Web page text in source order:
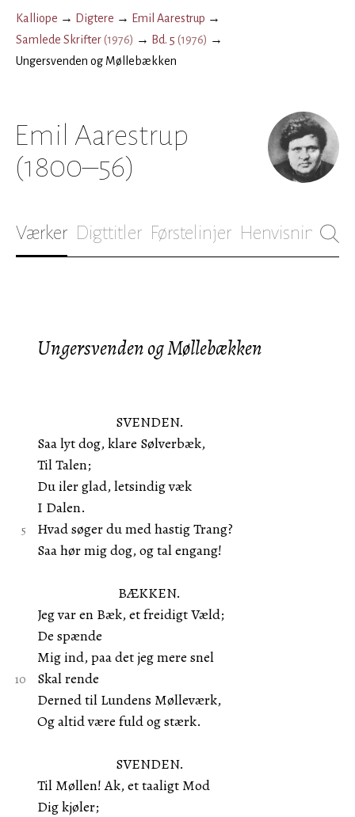
Kalliope → Digtere → Emil Aarestrup →
Samlede Skrifter(1976) → Bd. 5 (1976) →
Ungersvenden og Møllebækken
Emil Aarestrup
(1800–56)
Værker Digttitler Førstelinjer Henvisninger
Ungersvenden og Møllebækken
SVENDEN.
Saa lyt dog, klare Sølverbæk,
Til Talen;
Du iler glad, letsindig væk
I Dalen.
Hvad søger du med hastig Trang?
Saa hør mig dog, og tal engang!
BÆKKEN.
Jeg var en Bæk, et freidigt Væld;
De spænde
Mig ind, paa det jeg mere snel
Skal rende
Derned til Lundens Mølleværk,
Og altid være fuld og stærk.
SVENDEN.
Til Møllen! Ak, et taaligt Mod
Dig kjøler;